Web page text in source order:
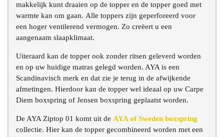
makkelijk kunt draaien op de topper en de topper goed met
warmte kan om gaan. Alle toppers zijn geperforeerd voor
een hoger ventilerend vermogen. Zo creëert u een
aangenaam slaapklimaat.
Uiteraard kan de topper ook zonder ritsen geleverd worden
en op uw huidige matras gelegd worden. AYA is een
Scandinavisch merk en dat zie je terug in de afwijkende
afmetingen. Hierdoor kan de topper wel ideaal op uw Carpe
Diem boxspring of Jensen boxspring geplaatst worden.
De AYA Ziptop 01 komt uit de AYA of Sweden boxspring
collectie. Hier kan de topper gecombineerd worden met een